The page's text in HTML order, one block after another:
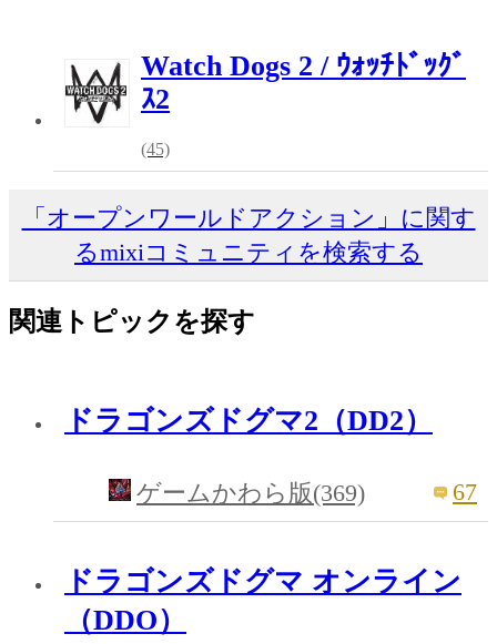
Watch Dogs 2 / ｳｫｯﾁﾄﾞｯｸﾞ
ｽ2
(45)
「オープンワールドアクション」に関す
るmixiコミュニティを検索する
関連トピックを探す
ドラゴンズドグマ2（DD2）
ゲームかわら版(369) 67
ドラゴンズドグマ オンライン
（DDO）